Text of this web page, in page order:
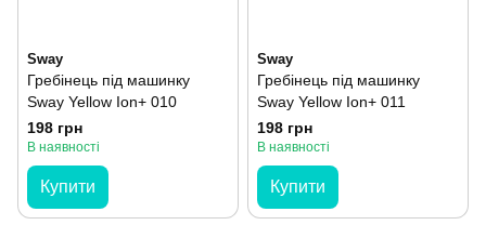
Sway
Гребінець під машинку
Sway Yellow Ion+ 010
198 грн
В наявності
Купити
Sway
Гребінець під машинку
Sway Yellow Ion+ 011
198 грн
В наявності
Купити